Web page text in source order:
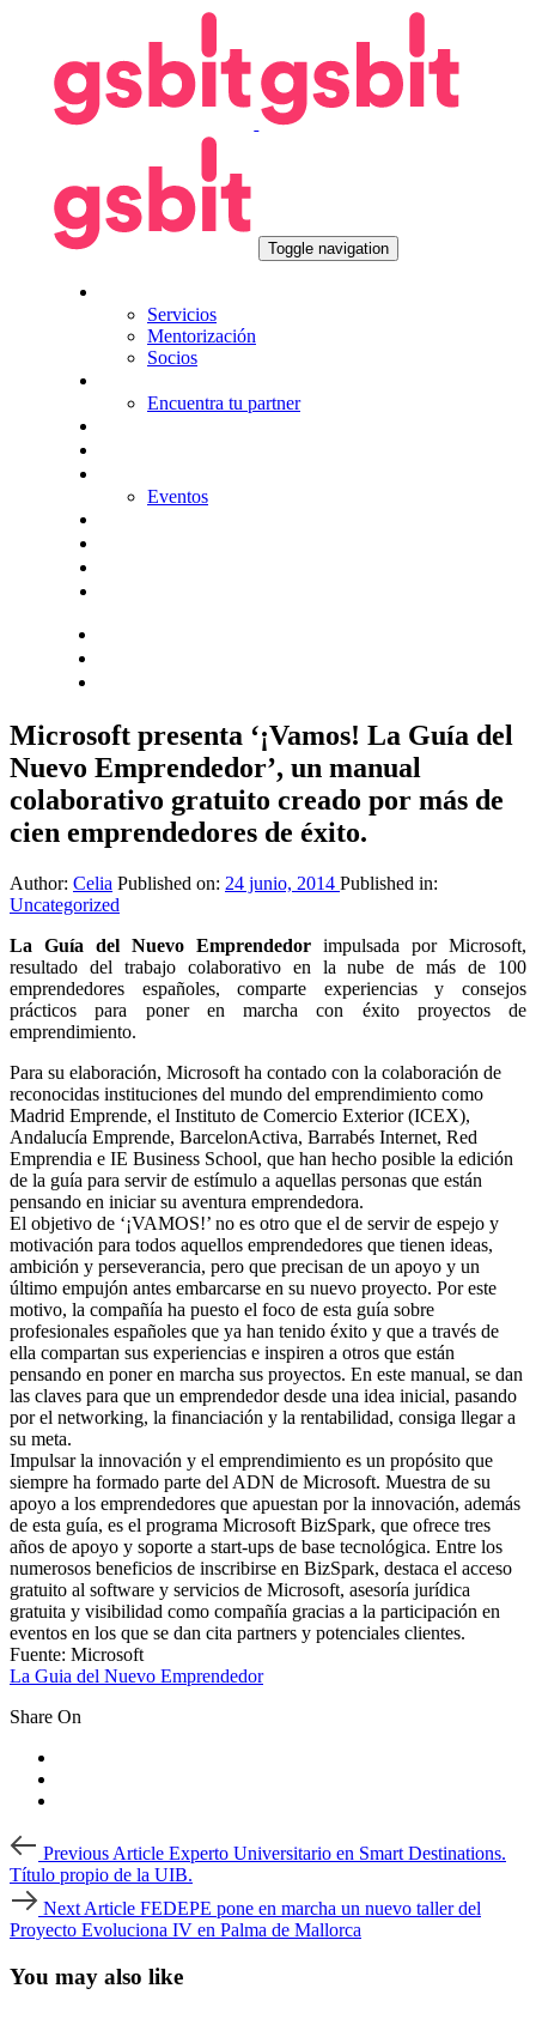
primary
navigation
Toggle navigation
Servicios
Mentorización
Socios
Encuentra tu partner
Eventos
Microsoft presenta ‘¡Vamos! La Guía del
Nuevo Emprendedor’, un manual
colaborativo gratuito creado por más de
cien emprendedores de éxito.
Author: Celia Published on: 24 junio, 2014 Published in:
Uncategorized
La Guía del Nuevo Emprendedor impulsada por Microsoft,
resultado del trabajo colaborativo en la nube de más de 100
emprendedores españoles, comparte experiencias y consejos
prácticos para poner en marcha con éxito proyectos de
emprendimiento.
Para su elaboración, Microsoft ha contado con la colaboración de
reconocidas instituciones del mundo del emprendimiento como
Madrid Emprende, el Instituto de Comercio Exterior (ICEX),
Andalucía Emprende, BarcelonActiva, Barrabés Internet, Red
Emprendia e IE Business School, que han hecho posible la edición
de la guía para servir de estímulo a aquellas personas que están
pensando en iniciar su aventura emprendedora.
El objetivo de ‘¡VAMOS!’ no es otro que el de servir de espejo y
motivación para todos aquellos emprendedores que tienen ideas,
ambición y perseverancia, pero que precisan de un apoyo y un
último empujón antes embarcarse en su nuevo proyecto. Por este
motivo, la compañía ha puesto el foco de esta guía sobre
profesionales españoles que ya han tenido éxito y que a través de
ella compartan sus experiencias e inspiren a otros que están
pensando en poner en marcha sus proyectos. En este manual, se dan
las claves para que un emprendedor desde una idea inicial, pasando
por el networking, la financiación y la rentabilidad, consiga llegar a
su meta.
Impulsar la innovación y el emprendimiento es un propósito que
siempre ha formado parte del ADN de Microsoft. Muestra de su
apoyo a los emprendedores que apuestan por la innovación, además
de esta guía, es el programa Microsoft BizSpark, que ofrece tres
años de apoyo y soporte a start-ups de base tecnológica. Entre los
numerosos beneficios de inscribirse en BizSpark, destaca el acceso
gratuito al software y servicios de Microsoft, asesoría jurídica
gratuita y visibilidad como compañía gracias a la participación en
eventos en los que se dan cita partners y potenciales clientes.
Fuente: Microsoft
La Guia del Nuevo Emprendedor
Share On
Post
navigation
Article
Previous Article Experto Universitario en Smart Destinations.
Título propio de la UIB.
Article
Next Article FEDEPE pone en marcha un nuevo taller del
Proyecto Evoluciona IV en Palma de Mallorca
You may also like